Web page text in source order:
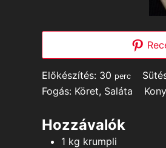
Előkészítés: 30minutes
perc
Fogás: Köret, Saláta
Hozzávalók
1 kg krumpli